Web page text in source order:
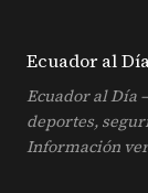
Ecuador al
Ecuador al Día
deportes,
Información